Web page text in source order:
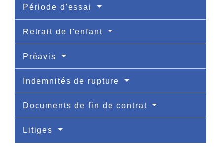
Période d'essai
Retrait de l'enfant
Préavis
Indemnités de rupture
Documents de fin de contrat
Litiges